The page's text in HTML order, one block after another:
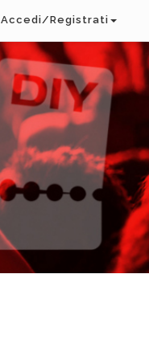
Accedi/Registrati